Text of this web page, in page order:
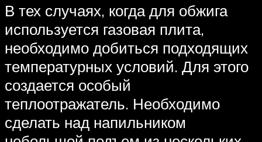
В тех случаях, когда для обжига
используется газовая плита,
необходимо добиться подходящих
температурных условий. Для этого
создается особый
теплоотражатель. Необходимо
сделать над напильником